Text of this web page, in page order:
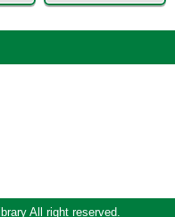
All right reserved.